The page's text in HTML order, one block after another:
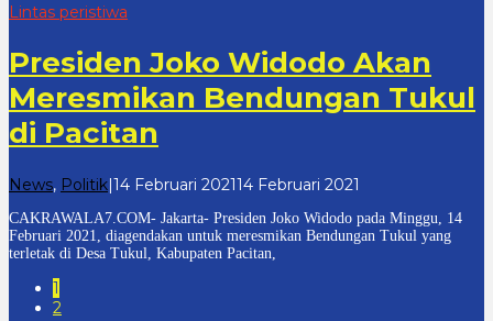
Lintas peristiwa
Presiden Joko Widodo Akan
Meresmikan Bendungan Tukul
di Pacitan
News, Politik|14 Februari 202114 Februari 2021
7
CAKRAWALA7.COM- Jakarta- Presiden Joko Widodo pada Minggu, 14
Februari 2021, diagendakan untuk meresmikan Bendungan Tukul yang
terletak di Desa Tukul, Kabupaten Pacitan,
1
2